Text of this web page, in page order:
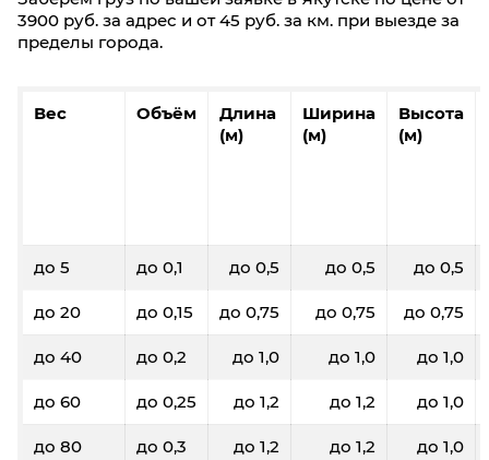
3900 руб. за адрес и от 45 руб. за км. при выезде за
пределы города.
Вес Объём
Длина
(м)
Ширина
(м)
Высота
(м)
до 5 до 0,1 до 0,5 до 0,5 до 0,5
до 20 до 0,15 до 0,75 до 0,75 до 0,75
до 40 до 0,2 до 1,0 до 1,0 до 1,0
до 60 до 0,25 до 1,2 до 1,2 до 1,0
до 80 до 0,3 до 1,2 до 1,2 до 1,0